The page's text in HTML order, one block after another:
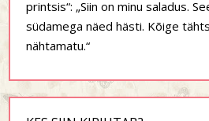
printsis“: „Siin on minu saladus.
südamega näed hästi. Kõige
nähtamatu.“